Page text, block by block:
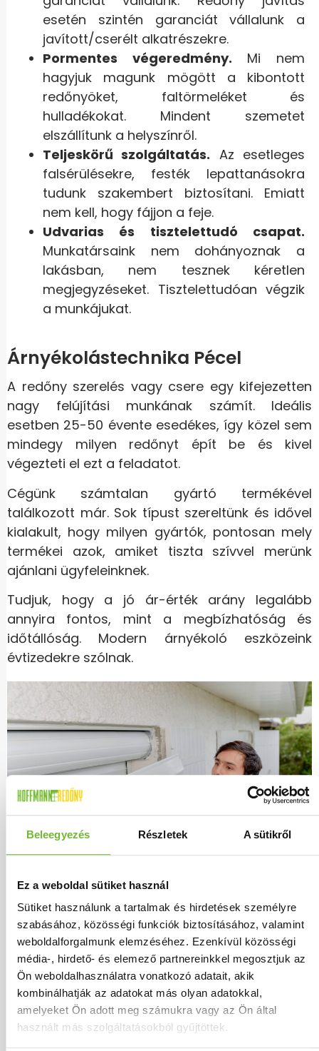
Beleegyezés Részletek A sütikről
Ez a weboldal sütiket használ
Sütiket használunk a tartalmak és hirdetések személyre
szabásához, közösségi funkciók biztosításához, valamint
weboldalforgalmunk elemzéséhez. Ezenkívül közösségi
média-, hirdető- és elemező partnereinkkel megosztjuk az
Ön weboldalhasználatra vonatkozó adatait, akik
kombinálhatják az adatokat más olyan adatokkal,
amelyeket Ön adott meg számukra vagy az Ön által
használt más szolgáltatásokból gyűjtöttek.
esetén szintén garanciát vállalunk a
javított/cserélt alkatrészekre.
Pormentes végeredmény. Mi nem
hagyjuk magunk mögött a kibontott
redőnyöket, faltörmeléket és
hulladékokat. Mindent szemetet
elszállítunk a helyszínről.
Teljeskörű szolgáltatás. Az esetleges
falsérülésekre, festék lepattanásokra
tudunk szakembert biztosítani. Emiatt
nem kell, hogy fájjon a feje.
Udvarias és tisztelettudó csapat.
Munkatársaink nem dohányoznak a
lakásban, nem tesznek kéretlen
megjegyzéseket. Tisztelettudóan végzik
a munkájukat.
Árnyékolástechnika Pécel
A redőny szerelés vagy csere egy kifejezetten
nagy felújítási munkának számít. Ideális
esetben 25-50 évente esedékes, így közel sem
mindegy milyen redőnyt épít be és kivel
végezteti el ezt a feladatot.
Cégünk számtalan gyártó termékével
találkozott már. Sok típust szereltünk és idővel
kialakult, hogy milyen gyártók, pontosan mely
termékei azok, amiket tiszta szívvel merünk
ajánlani ügyfeleinknek.
Tudjuk, hogy a jó ár-érték arány legalább
annyira fontos, mint a megbízhatóság és
időtállóság. Modern árnyékoló eszközeink
évtizedekre szólnak.
Elérhető árnyékoló megoldások Pécel
városában:
Redőnyök:műanyag, alumínium, fa és
biztonsági redőnyök; motorizált kivitelek;
külső, belső és vakolható tokos kivitelek;
redőnykapuk.
Napellenzők, árnyékolók:terasz és erkély